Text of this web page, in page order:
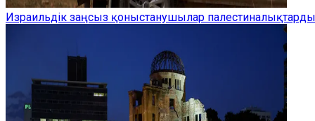
Израильдік заңсыз қоныстанушылар